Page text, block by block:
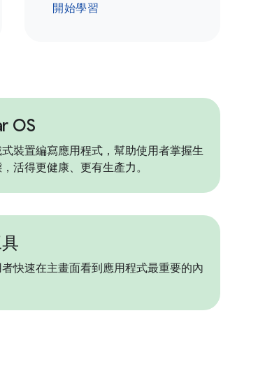
開始學習
OS
裝置編寫應用程式，幫助使用者掌握生
活得更健康、更有生產力。
快速在主畫面看到應用程式最重要的內